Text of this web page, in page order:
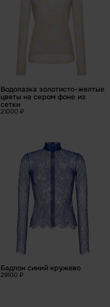
Водолазка золотисто-желтые
цветы на сером фоне из
сетки
21000 ₽
Бадлон синий кружево
29100 ₽